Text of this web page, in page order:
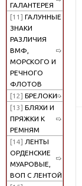
ГАЛАНТЕРЕЯ
[11] ГАЛУННЫЕ
ЗНАКИ
РАЗЛИЧИЯ
ВМФ,
МОРСКОГО И
РЕЧНОГО
ФЛОТОВ
[12] БРЕЛОКИ
[13] БЛЯХИ И
ПРЯЖКИ К
РЕМНЯМ
[14] ЛЕНТЫ
ОРДЕНСКИЕ
МУАРОВЫЕ,
ВОП С ЛЕНТОЙ